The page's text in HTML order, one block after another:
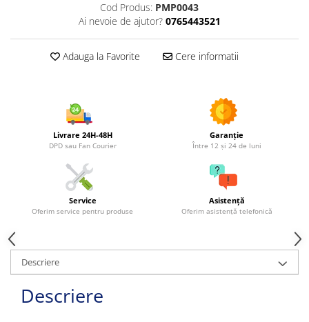
Semanatori manuale
Tocatori vegetatie
Zdrobitori
Mașini hidraulice de despicat
Plug de scos cartofi
Freze de pamant
Tocatoare agricole
Cultivatoare
Articole electrice
Prelungitoare
Sigurante electrice
Surse de iluminat
Cod Produs: PMP0043
Ai nevoie de ajutor? 0765443521
Adauga la Favorite Cere informatii
Livrare 24H-48H
DPD sau Fan Courier
Garanție
Între 12 și 24 de luni
Service
Oferim service pentru produse
Asistență
Oferim asistență telefonică
Descriere
Descriere